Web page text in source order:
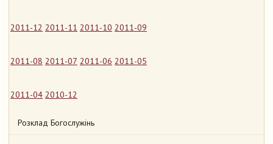
2011-12 2011-11 2011-10 2011-09
2011-08 2011-07 2011-06 2011-05
2011-04 2010-12
Розклад Богослужінь